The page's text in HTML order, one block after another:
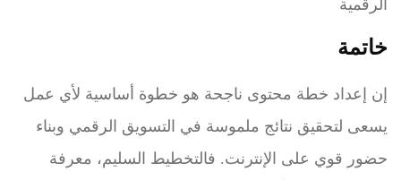
الرقمية
خاتمة
إن إعداد خطة محتوى ناجحة هو خطوة أساسية لأي عمل
يسعى لتحقيق نتائج ملموسة في التسويق الرقمي وبناء
حضور قوي على الإنترنت. فالتخطيط السليم، معرفة